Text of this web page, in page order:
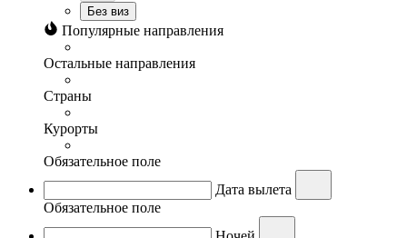
Без виз
Популярные направления
Остальные направления
Страны
Курорты
Обязательное поле
Дата вылета
Обязательное поле